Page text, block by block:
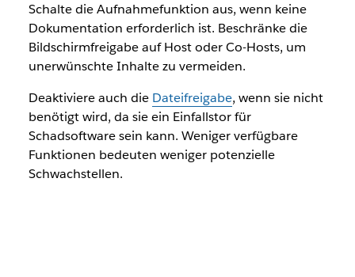
Schalte die Aufnahmefunktion aus, wenn keine
Dokumentation erforderlich ist. Beschränke die
Bildschirmfreigabe auf Host oder Co-Hosts, um
unerwünschte Inhalte zu vermeiden.
Deaktiviere auch die Dateifreigabe, wenn sie nicht
benötigt wird, da sie ein Einfallstor für
Schadsoftware sein kann. Weniger verfügbare
Funktionen bedeuten weniger potenzielle
Schwachstellen.